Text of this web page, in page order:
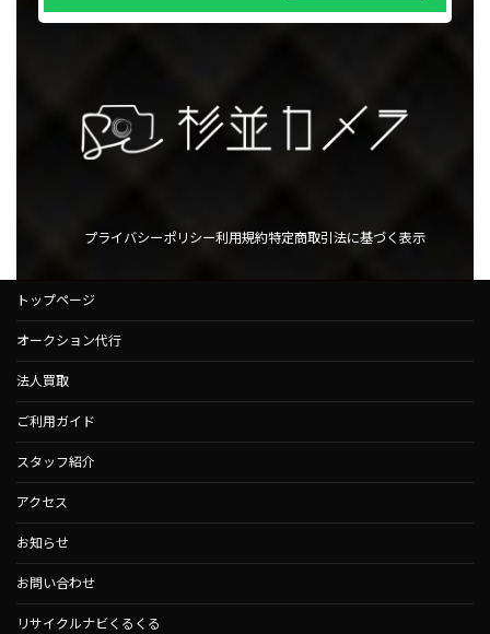
プライバシーポリシー利用規約特定商取引法に基づく表示
トップページ
オークション代行
法人買取
ご利用ガイド
スタッフ紹介
アクセス
お知らせ
お問い合わせ
リサイクルナビくるくる